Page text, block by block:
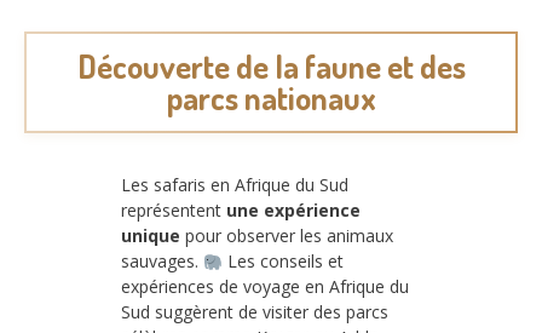
Découverte de la faune et des
parcs nationaux
Les safaris en Afrique du Sud
représentent une expérience
unique pour observer les animaux
sauvages.
Les conseils et
expériences de voyage en Afrique du
Sud suggèrent de visiter des parcs